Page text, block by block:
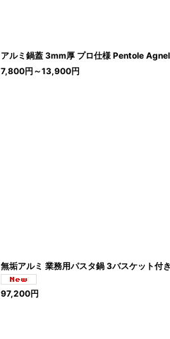
アルミ鍋蓋 3mm厚 プロ仕様 Pentole
7,800円 ～13,900円
無垢アルミ 業務用パスタ鍋 3バスケット
97,200円